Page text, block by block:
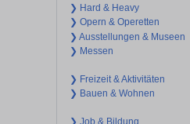
❯ Hard & Heavy
❯ Opern & Operetten
❯ Ausstellungen & Museen
❯ Messen
❯ Freizeit & Aktivitäten
❯ Bauen & Wohnen
❯ Job & Bildung